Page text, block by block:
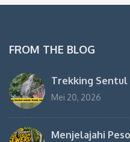
FROM THE BLOG
Trekking Sentul
Mei 20, 2026
Menjelajahi